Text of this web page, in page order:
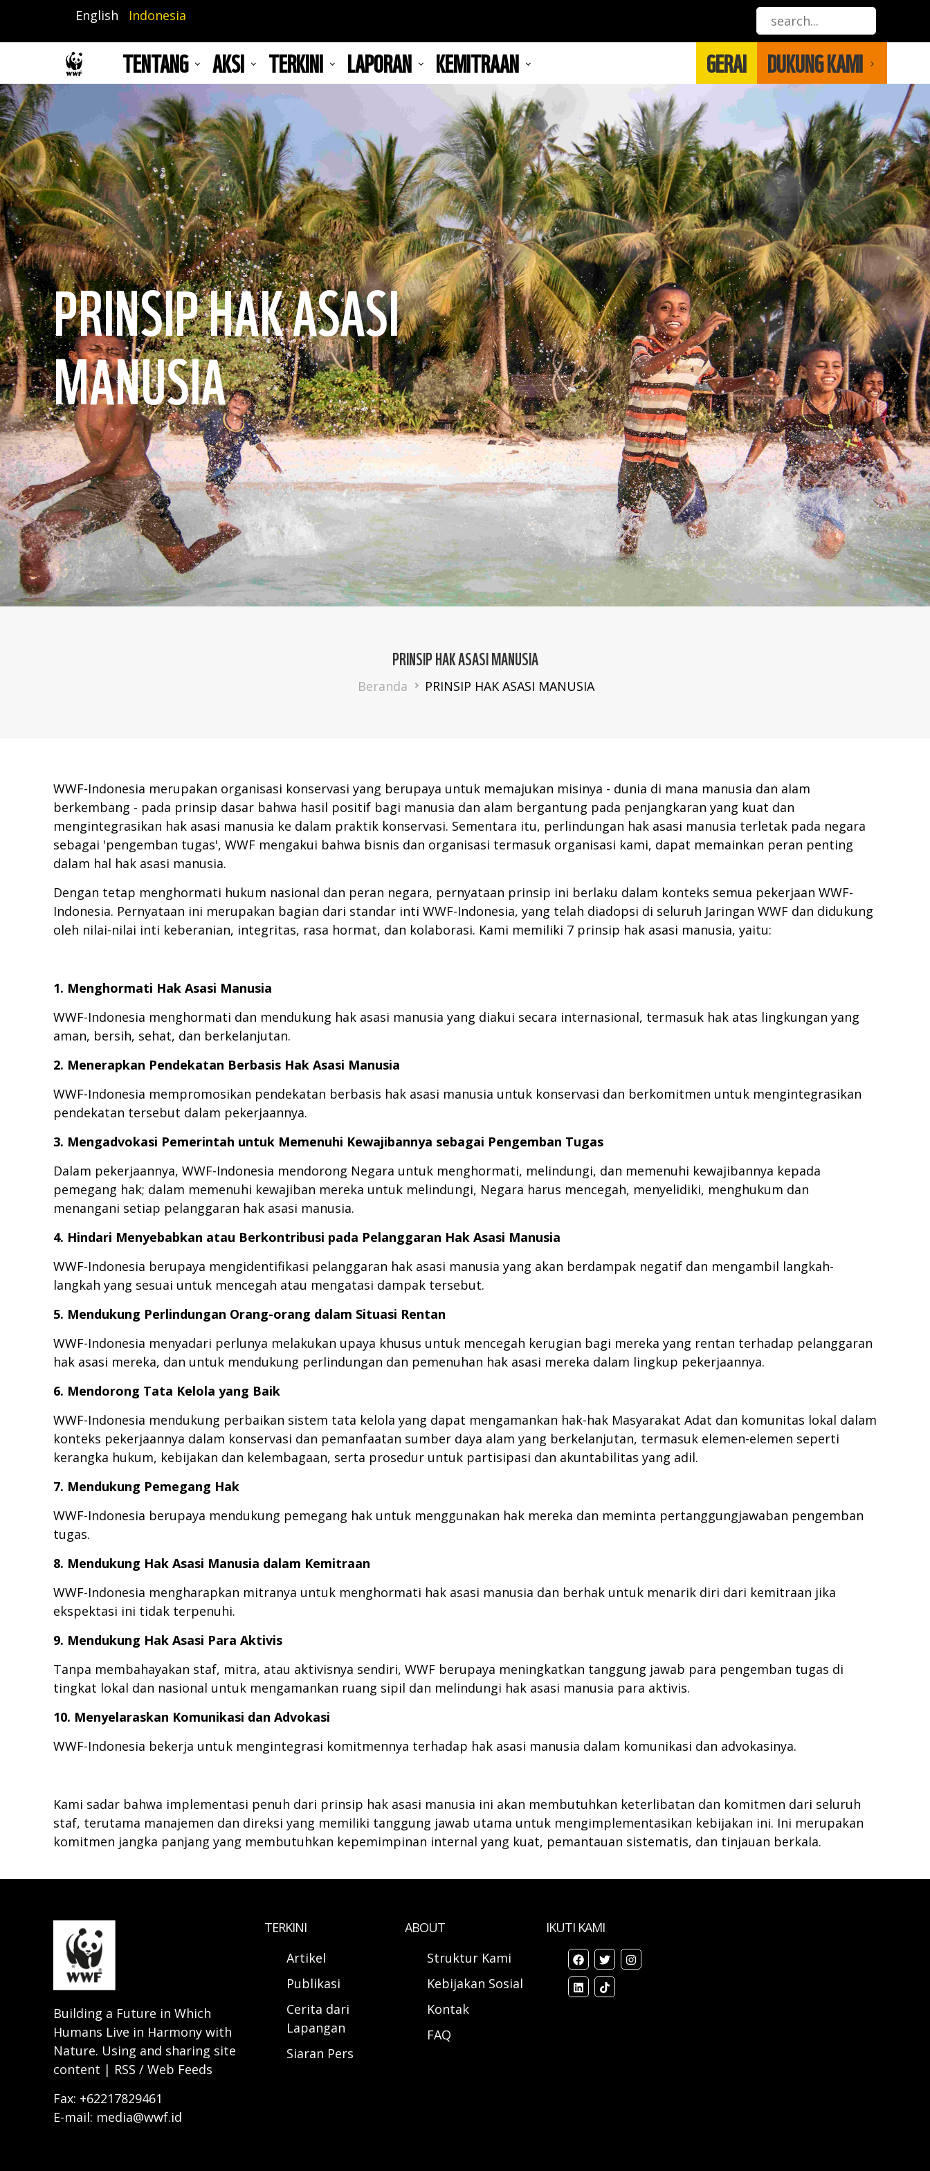
isi
English Indonesia
TENTANG AKSI TERKINI LAPORAN KEMITRAAN GERAI DUKUNG KAMI
PRINSIP HAK ASASI
MANUSIA
PRINSIP HAK ASASI MANUSIA
Breadcrumb
Beranda PRINSIP HAK ASASI MANUSIA
WWF-Indonesia merupakan organisasi konservasi yang berupaya untuk memajukan misinya - dunia di mana manusia dan alam
berkembang - pada prinsip dasar bahwa hasil positif bagi manusia dan alam bergantung pada penjangkaran yang kuat dan
mengintegrasikan hak asasi manusia ke dalam praktik konservasi. Sementara itu, perlindungan hak asasi manusia terletak pada negara
sebagai 'pengemban tugas', WWF mengakui bahwa bisnis dan organisasi termasuk organisasi kami, dapat memainkan peran penting
dalam hal hak asasi manusia.
Dengan tetap menghormati hukum nasional dan peran negara, pernyataan prinsip ini berlaku dalam konteks semua pekerjaan WWF-
Indonesia. Pernyataan ini merupakan bagian dari standar inti WWF-Indonesia, yang telah diadopsi di seluruh Jaringan WWF dan didukung
oleh nilai-nilai inti keberanian, integritas, rasa hormat, dan kolaborasi. Kami memiliki 7 prinsip hak asasi manusia, yaitu:
1. Menghormati Hak Asasi Manusia
WWF-Indonesia menghormati dan mendukung hak asasi manusia yang diakui secara internasional, termasuk hak atas lingkungan yang
aman, bersih, sehat, dan berkelanjutan.
2. Menerapkan Pendekatan Berbasis Hak Asasi Manusia
WWF-Indonesia mempromosikan pendekatan berbasis hak asasi manusia untuk konservasi dan berkomitmen untuk mengintegrasikan
pendekatan tersebut dalam pekerjaannya.
3. Mengadvokasi Pemerintah untuk Memenuhi Kewajibannya sebagai Pengemban Tugas
Dalam pekerjaannya, WWF-Indonesia mendorong Negara untuk menghormati, melindungi, dan memenuhi kewajibannya kepada
pemegang hak; dalam memenuhi kewajiban mereka untuk melindungi, Negara harus mencegah, menyelidiki, menghukum dan
menangani setiap pelanggaran hak asasi manusia.
4. Hindari Menyebabkan atau Berkontribusi pada Pelanggaran Hak Asasi Manusia
WWF-Indonesia berupaya mengidentifikasi pelanggaran hak asasi manusia yang akan berdampak negatif dan mengambil langkah-
langkah yang sesuai untuk mencegah atau mengatasi dampak tersebut.
5. Mendukung Perlindungan Orang-orang dalam Situasi Rentan
WWF-Indonesia menyadari perlunya melakukan upaya khusus untuk mencegah kerugian bagi mereka yang rentan terhadap pelanggaran
hak asasi mereka, dan untuk mendukung perlindungan dan pemenuhan hak asasi mereka dalam lingkup pekerjaannya.
6. Mendorong Tata Kelola yang Baik
WWF-Indonesia mendukung perbaikan sistem tata kelola yang dapat mengamankan hak-hak Masyarakat Adat dan komunitas lokal dalam
konteks pekerjaannya dalam konservasi dan pemanfaatan sumber daya alam yang berkelanjutan, termasuk elemen-elemen seperti
kerangka hukum, kebijakan dan kelembagaan, serta prosedur untuk partisipasi dan akuntabilitas yang adil.
7. Mendukung Pemegang Hak
WWF-Indonesia berupaya mendukung pemegang hak untuk menggunakan hak mereka dan meminta pertanggungjawaban pengemban
tugas.
8. Mendukung Hak Asasi Manusia dalam Kemitraan
WWF-Indonesia mengharapkan mitranya untuk menghormati hak asasi manusia dan berhak untuk menarik diri dari kemitraan jika
ekspektasi ini tidak terpenuhi.
9. Mendukung Hak Asasi Para Aktivis
Tanpa membahayakan staf, mitra, atau aktivisnya sendiri, WWF berupaya meningkatkan tanggung jawab para pengemban tugas di
tingkat lokal dan nasional untuk mengamankan ruang sipil dan melindungi hak asasi manusia para aktivis.
10. Menyelaraskan Komunikasi dan Advokasi
WWF-Indonesia bekerja untuk mengintegrasi komitmennya terhadap hak asasi manusia dalam komunikasi dan advokasinya.
Kami sadar bahwa implementasi penuh dari prinsip hak asasi manusia ini akan membutuhkan keterlibatan dan komitmen dari seluruh
staf, terutama manajemen dan direksi yang memiliki tanggung jawab utama untuk mengimplementasikan kebijakan ini. Ini merupakan
komitmen jangka panjang yang membutuhkan kepemimpinan internal yang kuat, pemantauan sistematis, dan tinjauan berkala.
Building a Future in Which
Humans Live in Harmony with
Nature. Using and sharing site
content | RSS / Web Feeds
Fax: +62217829461
E-mail: media@wwf.id
TERKINI
Artikel
Publikasi
Cerita dari
Lapangan
Siaran Pers
ABOUT
Struktur Kami
Kebijakan Sosial
Kontak
FAQ
IKUTI KAMI